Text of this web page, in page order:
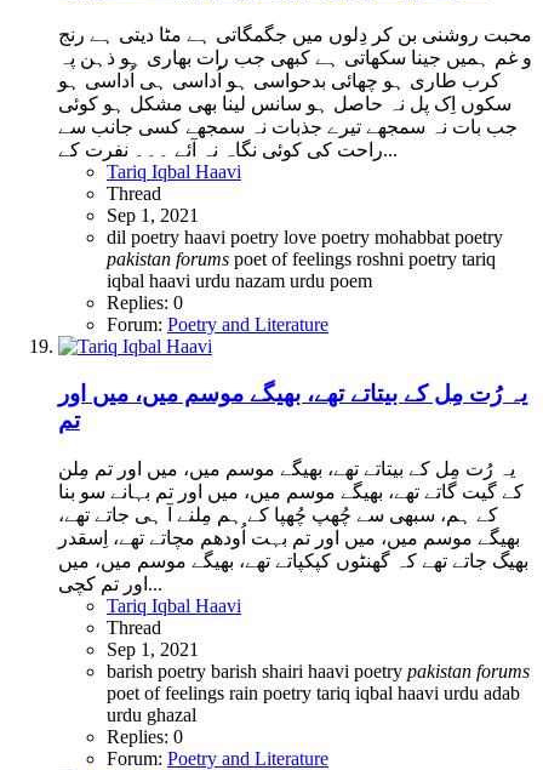
محبت روشنی بن کر دِلوں میں جگمگاتی ہے مٹا دیتی ہے رنج
و غم ہمیں جینا سکھاتی ہے کبھی جب رات بھاری ہو ذہن پہ
کرب طاری ہو چھائی بدحواسی ہو اُداسی ہی اُداسی ہو
سکوں اِک پل نہ حاصل ہو سانس لینا بھی مشکل ہو کوئی
جب بات نہ سمجھے تیرے جذبات نہ سمجھے کسی جانب سے
راحت کی کوئی نگاہ نہ آئے ۔۔۔ نفرت کے...
Tariq Iqbal Haavi
Thread
Sep 1, 2021
dil poetry haavi poetry love poetry mohabbat poetry
pakistan forums poet of feelings roshni poetry tariq
iqbal haavi urdu nazam urdu poem
Replies: 0
Forum: Poetry and Literature
یہ رُت مِل کے بیتاتے تھے، بھیگے موسم میں، میں اور
تم
یہ رُت مِل کے بیتاتے تھے، بھیگے موسم میں، میں اور تم مِلن
کے گیت گاتے تھے، بھیگے موسم میں، میں اور تم بہانے سو بنا
کے ہم، سبھی سے چُھپ چُھپا کے ہم مِلنے آ ہی جاتے تھے،
بھیگے موسم میں، میں اور تم بہت اُودھم مچاتے تھے، اِسقدر
بھیگ جاتے تھے کہ گھنٹوں کپکپاتے تھے، بھیگے موسم میں، میں
اور تم کچی...
Tariq Iqbal Haavi
Thread
Sep 1, 2021
barish poetry barish shairi haavi poetry pakistan forums
poet of feelings rain poetry tariq iqbal haavi urdu adab
urdu ghazal
Replies: 0
Forum: Poetry and Literature